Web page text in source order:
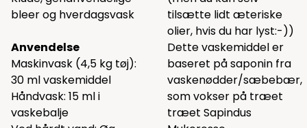
bleer og hverdagsvask
Anvendelse
Maskinvask (4,5 kg tøj):
30 ml vaskemiddel
Håndvask: 15 ml i
vaskebalje
tilsætte lidt æteriske
olier, hvis du har lyst:-))
Dette vaskemiddel er
baseret på saponin fra
vaskenødder/sæbebær,
som vokser på træet
træet Sapindus